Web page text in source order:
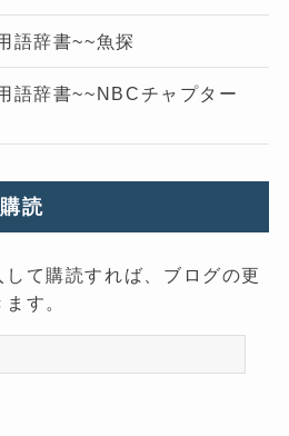
語辞書~~魚探
語辞書~~NBCチャプター
読
して購読すれば、ブログの更
す。